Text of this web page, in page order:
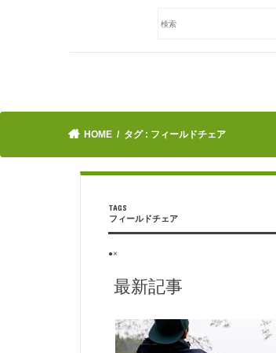
HOME タグ : フィールドチェア
フィールドチェア
●×
最新記事